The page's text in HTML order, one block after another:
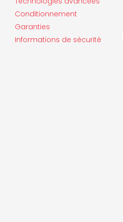
Conditionnement
Garanties
Informations de sécurité